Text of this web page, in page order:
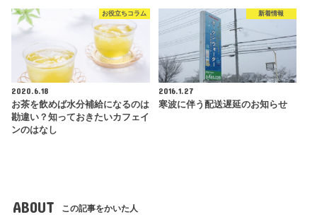
お役立ちコラム
2020.6.18
お茶を飲めば水分補給になるのは
勘違い？知っておきたいカフェイ
ンのはなし
新着情報
2016.1.27
寒波に伴う配送遅延のお知らせ
ABOUT この記事をかいた人